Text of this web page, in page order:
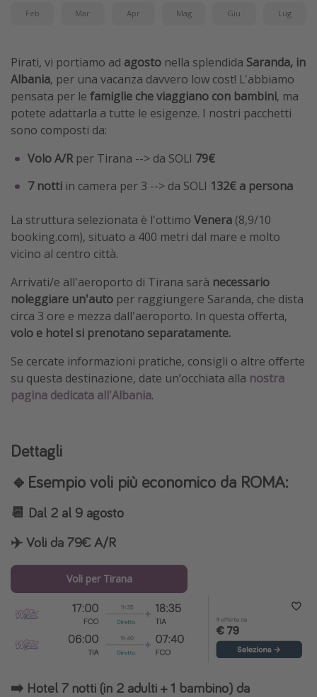
Feb Mar Apr Mag Giu Lug
Pirati, vi portiamo ad agosto nella splendida Saranda, in
Albania, per una vacanza davvero low cost! L'abbiamo
pensata per le famiglie che viaggiano con bambini, ma
potete adattarla a tutte le esigenze. I nostri pacchetti
sono composti da:
Volo A/Rper Tirana --> da SOLI 79€
7 notti in camera per 3 --> da SOLI 132€ a persona
La struttura selezionata è l'ottimo Venera (8,9/10
booking.com), situato a 400 metri dal mare e molto
vicino al centro città.
Arrivati/e all'aeroporto di Tirana sarà necessario
noleggiare un'auto per raggiungere Saranda, che dista
circa 3 ore e mezza dall'aeroporto. In questa offerta,
volo e hotel si prenotano separatamente.
Se cercate informazioni pratiche, consigli o altre offerte
su questa destinazione, date un’occhiata alla nostra
pagina dedicata all'Albania.
Dettagli
🔹 Esempio voli più economico da ROMA:
📆 Dal 2 al 9 agosto
✈️ Voli da 79€ A/R
Voli per Tirana
➡️ Hotel 7 notti (in 2 adulti + 1 bambino) da